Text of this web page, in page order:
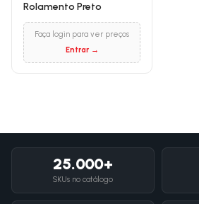
Rolamento Preto
Faça login para ver preços
Entrar →
25.000+
SKUs no catálogo